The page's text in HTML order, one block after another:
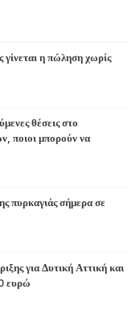
η πώληση χωρίς
θέσεις στο
ποιοι μπορούν να
πυρκαγιάς σήμερα σε
για Δυτική Αττική και
ευρώ